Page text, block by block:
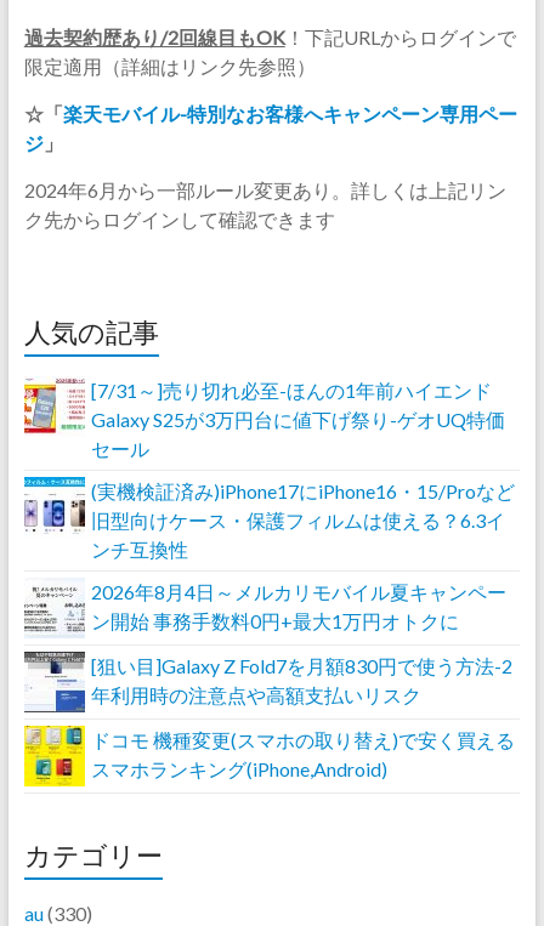
過去契約歴あり/2回線目もOK！下記URLからログインで
限定適用（詳細はリンク先参照）
☆「楽天モバイル-特別なお客様へキャンペーン専用ペー
ジ」
2024年6月から一部ルール変更あり。詳しくは上記リン
ク先からログインして確認できます
人気の記事
[7/31～]売り切れ必至-ほんの1年前ハイエンド
Galaxy S25が3万円台に値下げ祭り-ゲオUQ特価
セール
(実機検証済み)iPhone17にiPhone16・15/Proなど
旧型向けケース・保護フィルムは使える？6.3イ
ンチ互換性
2026年8月4日～メルカリモバイル夏キャンペー
ン開始 事務手数料0円+最大1万円オトクに
[狙い目]Galaxy Z Fold7を月額830円で使う方法-2
年利用時の注意点や高額支払いリスク
ドコモ 機種変更(スマホの取り替え)で安く買える
スマホランキング(iPhone,Android)
カテゴリー
au(330)